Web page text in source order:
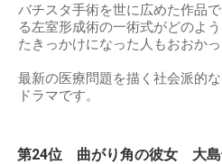
バチスタ手術を世に広めた作品
る左室形成術の一術式がどのよ
たきっかけになった人もおおかっ
最新の医療問題を描く社会派的
ドラマです。
第24位 曲がり角の彼女 大島